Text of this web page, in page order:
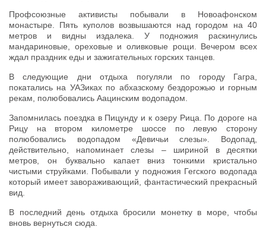
Профсоюзные активисты побывали в Новоафонском
монастыре. Пять куполов возвышаются над городом на 40
метров и видны издалека. У подножия раскинулись
мандариновые, ореховые и оливковые рощи. Вечером всех
ждал праздник еды и зажигательных горских танцев.
В следующие дни отдыха погуляли по городу Гагра,
покатались на УАЗиках по абхазскому бездорожью и горным
рекам, полюбовались Аацинским водопадом.
Запомнилась поездка в Пицунду и к озеру Рица. По дороге на
Рицу на втором километре шоссе по левую сторону
полюбовались водопадом «Девичьи слезы». Водопад,
действительно, напоминает слезы – шириной в десятки
метров, он буквально капает вниз тонкими кристально
чистыми струйками. Побывали у подножия Гегского водопада
который имеет завораживающий, фантастический прекрасный
вид.
В последний день отдыха бросили монетку в море, чтобы
вновь вернуться сюда.